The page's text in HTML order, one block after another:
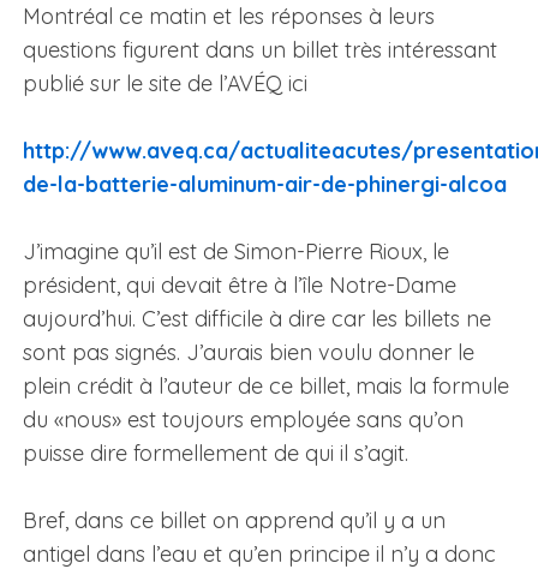
Montréal ce matin et les réponses à leurs
questions figurent dans un billet très intéressant
publié sur le site de l’AVÉQ ici
http://www.aveq.ca/actualiteacutes/
de-la-batterie-aluminum-air-de-phinergi-alcoa
J’imagine qu’il est de Simon-Pierre Rioux, le
président, qui devait être à l’île Notre-Dame
aujourd’hui. C’est difficile à dire car les billets ne
sont pas signés. J’aurais bien voulu donner le
plein crédit à l’auteur de ce billet, mais la formule
du «nous» est toujours employée sans qu’on
puisse dire formellement de qui il s’agit.
Bref, dans ce billet on apprend qu’il y a un
antigel dans l’eau et qu’en principe il n’y a donc